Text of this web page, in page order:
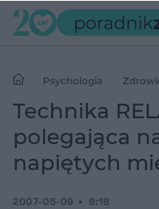
Psychologia
polegająca na rozluźnianiu
Technika
polegająca
napiętych
2007-05-09 9:18